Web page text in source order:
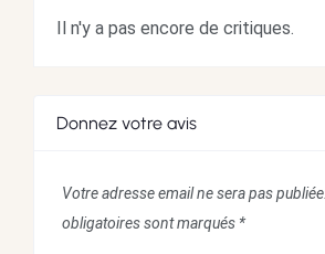
Il n'y a pas encore de critiques.
Donnez votre avis
Votre adresse email ne sera pas publiée.
obligatoires sont marqués *